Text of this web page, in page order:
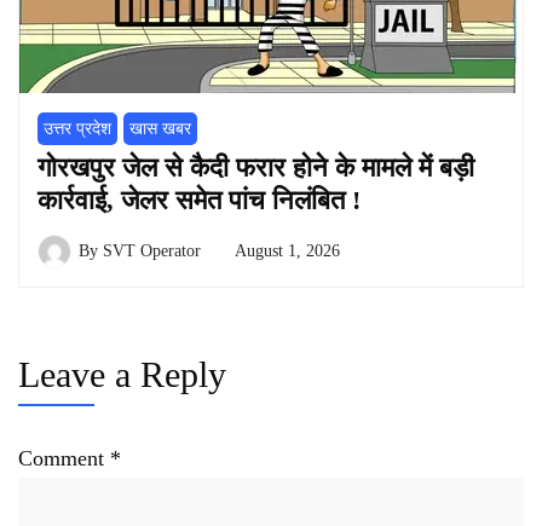
उत्तर प्रदेश खास खबर
गोरखपुर जेल से कैदी फरार होने के मामले में बड़ी
कार्रवाई, जेलर समेत पांच निलंबित !
By SVT Operator August 1, 2026
Leave a Reply
Comment *